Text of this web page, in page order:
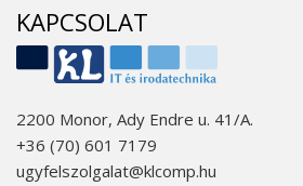
KAPCSOLAT
2200 Monor, Ady Endre u. 41/A.
+36 (70) 601 7179
ugyfelszolgalat@klcomp.hu